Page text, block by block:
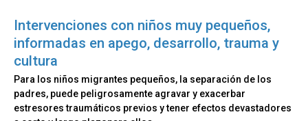
Intervenciones con niños muy pequeños,
informadas en apego, desarrollo, trauma y
cultura
Para los niños migrantes pequeños, la separación de los
padres, puede peligrosamente agravar y exacerbar
estresores traumáticos previos y tener efectos devastadores